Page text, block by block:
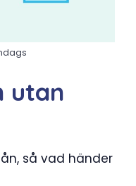
utan
så vad händer